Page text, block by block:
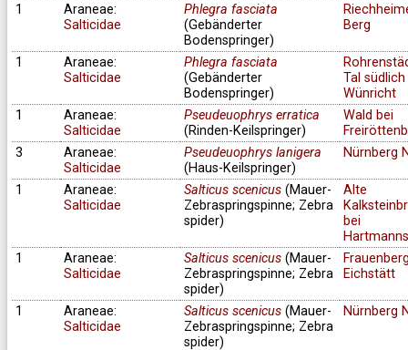
1
Araneae:
Salticidae
Phlegra fasciata
(Gebänderter
Bodenspringer)
Berg
1
Araneae:
Salticidae
Phlegra fasciata
(Gebänderter
Bodenspringer)
Tal
Wünricht
1
Araneae:
Salticidae
Pseudeuophrys erratica
(Rinden-Keilspringer)
Wald bei
3
Araneae:
Salticidae
Pseudeuophrys lanigera
(Haus-Keilspringer)
Nürnberg
1
Araneae:
Salticidae
Salticus scenicus(Mauer-
Zebraspringspinne; Zebra
spider)
Alte
bei
1
Araneae:
Salticidae
Salticus scenicus(Mauer-
Zebraspringspinne; Zebra
spider)
Eichstätt
1
Araneae:
Salticidae
Salticus scenicus(Mauer-
Zebraspringspinne; Zebra
spider)
Nürnberg